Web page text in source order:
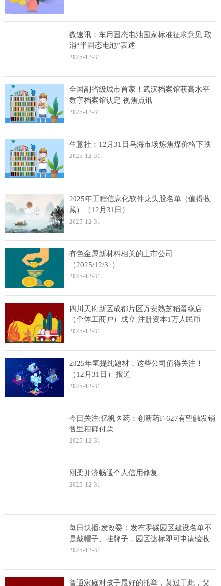
微速讯：车用固态电池国家标准征求意见 取
消“半固态电池”表述
2025-12-31
全国副省级城市首家！武汉档案馆获高水平
数字档案馆认定 视焦点讯
2025-12-31
生意社：12月31日乌海市场炼焦煤价格下跌
2025-12-31
2025年工程信息化软件龙头股名单（值得收
藏）（12月31日）
2025-12-31
有色金属新材料相关的上市公司
（2025/12/31）
2025-12-31
四川天府新区成都片区万安熟芝稻蛋糕店
（个体工商户）成立 注册资本1万人民币
2025-12-31
2025年氢提纯题材，这些公司值得关注！
（12月31日）|报道
2025-12-31
今日关注:亿帆医药：创新药F-627有望触发销
售里程碑付款
2025-12-31
刚柔并济畅通个人信用修复
2025-12-31
每日快播:发改委：发布零碳园区建设名单不
是戴帽子、挂牌子，园区达标即可申请验收
2025-12-31
普通家庭对孩子最好的托举，莫过于此，父